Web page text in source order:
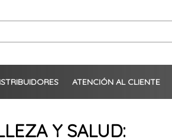
ATENCIÓN AL CLIENTE
Y SALUD: